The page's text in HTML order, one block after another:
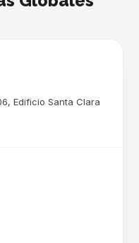
Edificio Santa Clara